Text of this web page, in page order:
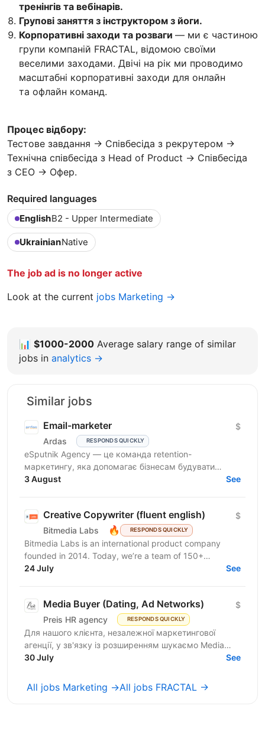
тренінгів та вебінарів.
Групові заняття з інструктором з йоги.
Корпоративні заходи та розваги — ми є частиною
групи компаній FRACTAL, відомою своїми
веселими заходами. Двічі на рік ми проводимо
масштабні корпоративні заходи для онлайн
та офлайн команд.
Процес відбору:
Тестове завдання → Співбесіда з рекрутером →
Технічна співбесіда з Head of Product → Співбесіда
з СЕО → Офер.
Required languages
EnglishB2 - Upper Intermediate
UkrainianNative
The job ad is no longer active
Look at the current jobs Marketing →
📊 $1000-2000 Average salary range of similar
jobs in analytics →
Similar jobs
Email-marketer
Ardas RESPONDS QUICKLY
$
eSputnik Agency — це команда retention-
маркетингу, яка допомагає бізнесам будувати
ефективні комунікації з клієнтами за допомогою
3 August See
Creative Copywriter (fluent english)
Bitmedia Labs 🔥 RESPONDS QUICKLY
$
Bitmedia Labs is an international product company
founded in 2014. Today, we’re a team of 150+
specialists working globally, building products used
24 July See
Media Buyer (Dating, Ad Networks)
Preis HR agency RESPONDS QUICKLY
$
Для нашого клієнта, незалежної маркетингової
агенції, у зв'язку із розширенням шукаємо Media
Buyer (Dating, Ad Networks) з можливістю
30 July See
All jobs Marketing →All jobs FRACTAL →